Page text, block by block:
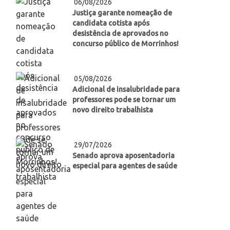
06/08/2026
Justiça garante nomeação de
candidata cotista após
desistência de aprovados no
concurso público de Morrinhos!
05/08/2026
Adicional de insalubridade para
professores pode se tornar um
novo direito trabalhista
29/07/2026
Senado aprova aposentadoria
especial para agentes de saúde